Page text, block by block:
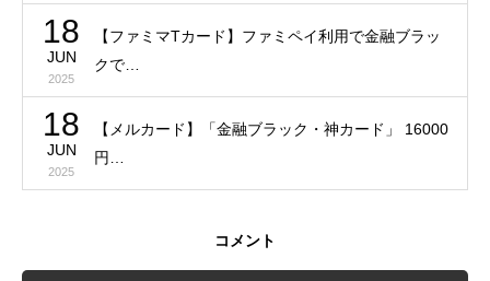
18
JUN
2025
【ファミマTカード】ファミペイ利用で金融ブラッ
クで…
18
JUN
2025
【メルカード】「金融ブラック・神カード」 16000
円…
コメント